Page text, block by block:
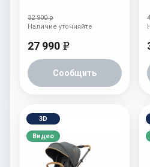
Ocean
32 900 р
27 990 e
Сообщить
Наличие уточняйте
3D
Видео